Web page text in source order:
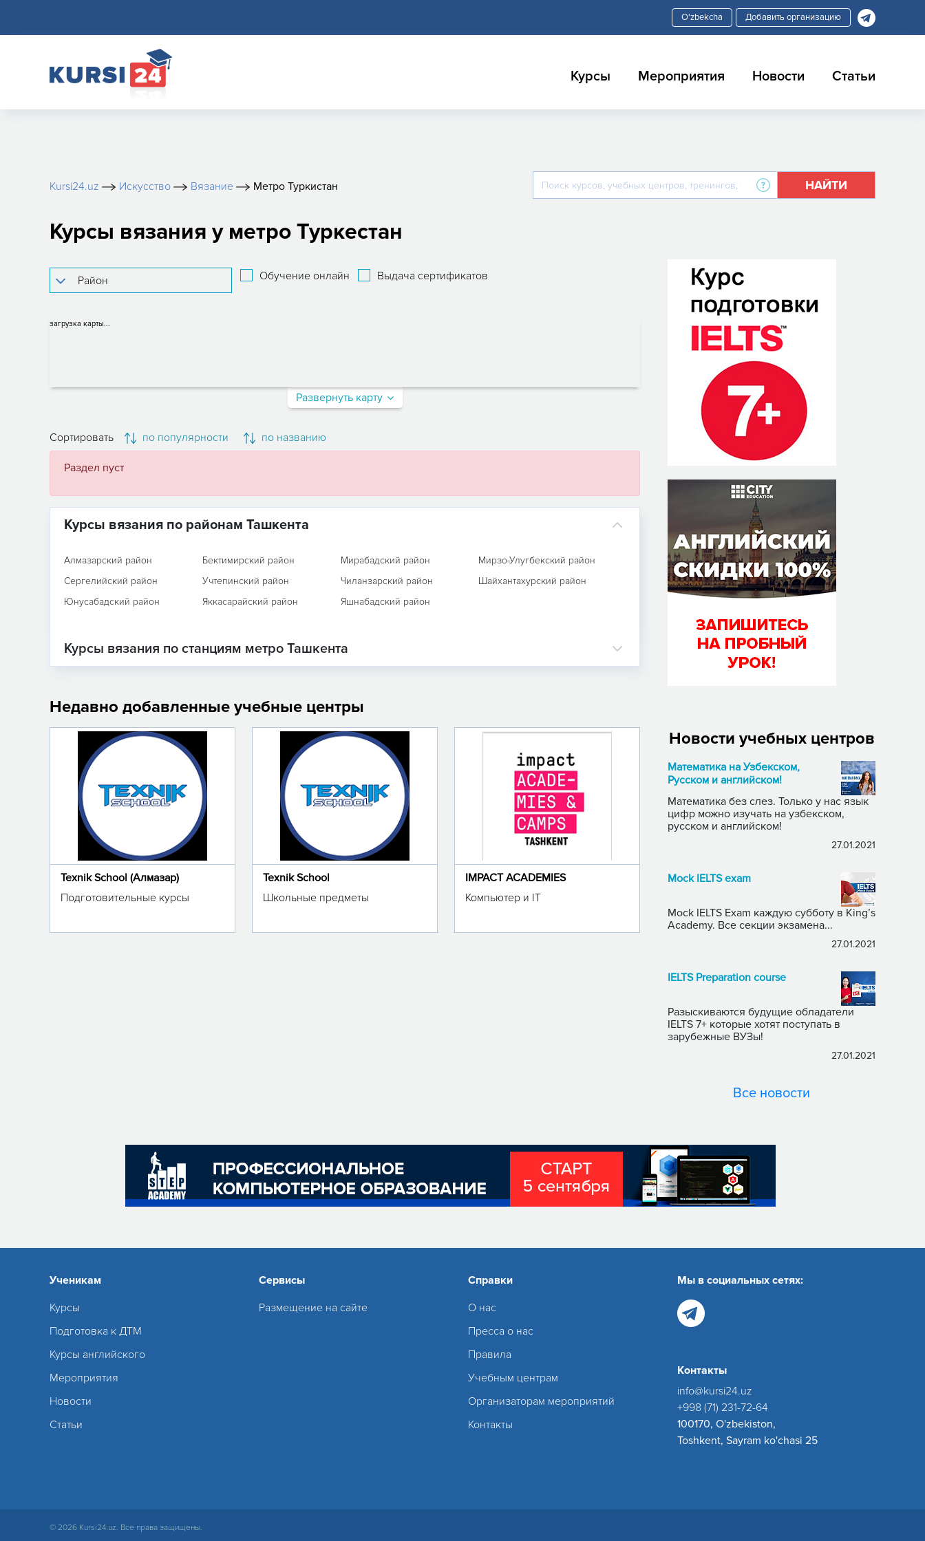
Добавить организацию
Курсы Мероприятия Новости Статьи
Kursi24.uz Искусство Вязание Метро Туркистан НАЙТИ
Курсы вязания у метро Туркестан
Обучение онлайн Выдача сертификатов
загрузка карты...
Развернуть карту
Сортировать по популярности по названию
Раздел пуст
Курсы вязания по районам Ташкента
Алмазарский район Бектимирский район Мирабадский район
Мирзо-Улугбекский район
Сергелийский район
Учтепинский район Чиланзарский район
Шайхантахурский район
Юнусабадский район
Яккасарайский район Яшнабадский район
Курсы вязания по станциям метро Ташкента
Недавно добавленные учебные центры
Texnik School (Алмазар)
Подготовительные курсы
Texnik School
Школьные предметы
IMPACT ACADEMIES
Компьютер и IT
Новости учебных центров
Математика на Узбекском,
Русском и английском!
Математика без слез. Только у нас язык
цифр можно изучать на узбекском,
русском и английском!
27.01.2021
Mock IELTS exam
Mock IELTS Exam каждую субботу в King’s
Academy. Все секции экзамена...
27.01.2021
IELTS Preparation course
Разыскиваются будущие обладатели
IELTS 7+ которые хотят поступать в
зарубежные ВУЗы!
27.01.2021
Все новости
Ученикам
Курсы
Подготовка к ДТМ
Курсы английского
Мероприятия
Новости
Статьи
Сервисы
Размещение на сайте
Справки
О нас
Пресса о нас
Правила
Учебным центрам
Организаторам мероприятий
Контакты
Мы в социальных сетях:
Контакты
info@kursi24.uz
+998 (71) 231-72-64
100170, O'zbekiston,
Toshkent, Sayram ko'chasi 25
© 2026 Kursi24.uz. Все права защищены.